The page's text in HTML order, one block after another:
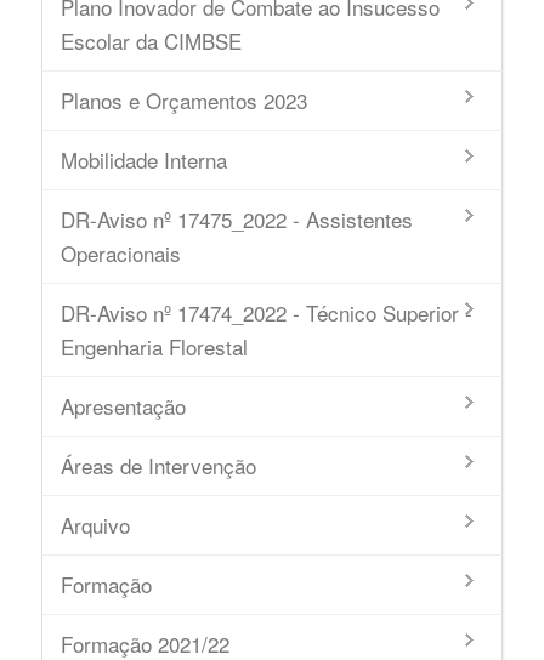
Plano Inovador de Combate ao Insucesso
Escolar da CIMBSE
Planos e Orçamentos 2023
Mobilidade Interna
DR-Aviso nº 17475_2022 - Assistentes
Operacionais
DR-Aviso nº 17474_2022 - Técnico Superior -
Engenharia Florestal
Apresentação
Áreas de Intervenção
Arquivo
Formação
Formação 2021/22